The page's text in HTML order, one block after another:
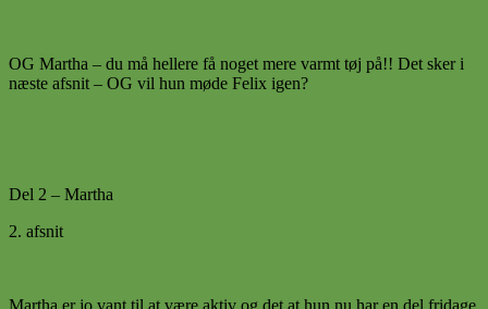
OG Martha – du må hellere få noget mere varmt tøj på!! Det sker i
næste afsnit – OG vil hun møde Felix igen?
Del 2 – Martha
2. afsnit
Martha er jo vant til at være aktiv og det at hun nu har en del fridage